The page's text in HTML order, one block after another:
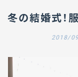
冬の結婚式！
2018/